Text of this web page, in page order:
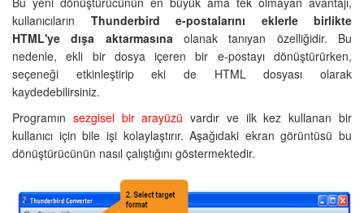
kullanıcıların Thunderbird e-postalarını eklerle birlikte
HTML'ye dışa aktarmasına olanak tanıyan özelliğidir. Bu
nedenle, ekli bir dosya içeren bir e-postayı dönüştürürken,
seçeneği etkinleştirip eki de HTML dosyası olarak
kaydedebilirsiniz.
Programın sezgisel bir arayüzü vardır ve ilk kez kullanan bir
kullanıcı için bile işi kolaylaştırır. Aşağıdaki ekran görüntüsü bu
dönüştürücünün nasıl çalıştığını göstermektedir.